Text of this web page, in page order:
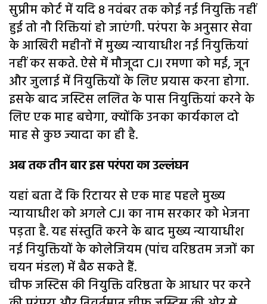
सुप्रीम कोर्ट में यदि 8 नवंबर तक कोई नई नियुक्ति नहीं
हुई तो नौ रिक्तियां हो जाएंगी. परंपरा के अनुसार सेवा
के आखिरी महीनों में मुख्य न्यायाधीश नई नियुक्तियां
नहीं कर सकते. ऐसे में मौजूदा CJI रमणा को मई, जून
और जुलाई में नियुक्तियों के लिए प्रयास करना होगा.
इसके बाद जस्टिस ललित के पास नियुक्तियां करने के
लिए एक माह बचेगा, क्योंकि उनका कार्यकाल दो
माह से कुछ ज्यादा का ही है.
अब तक तीन बार इस परंपरा का उल्लंघन
यहां बता दें कि रिटायर से एक माह पहले मुख्य
न्यायाधीश को अगले CJI का नाम सरकार को भेजना
पड़ता है. यह संस्तुति करने के बाद मुख्य न्यायाधीश
नई नियुक्तियों के कोलेजियम (पांच वरिष्ठतम जजों का
चयन मंडल) में बैठ सकते हैं.
चीफ जस्टिस की नियुक्ति वरिष्ठता के आधार पर करने